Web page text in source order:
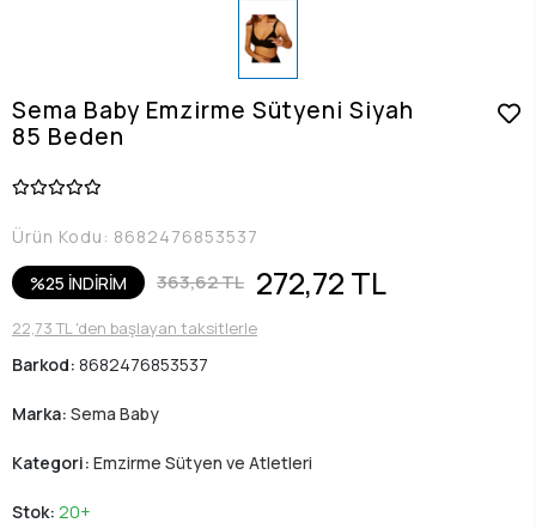
Sema Baby Emzirme Sütyeni Siyah
85 Beden
Ürün Kodu: 8682476853537
%25 İNDİRİM 363,62 TL 272,72 TL
22,73 TL 'den başlayan taksitlerle
Barkod: 8682476853537
Marka: Sema Baby
Kategori: Emzirme Sütyen ve Atletleri
Stok: 20+